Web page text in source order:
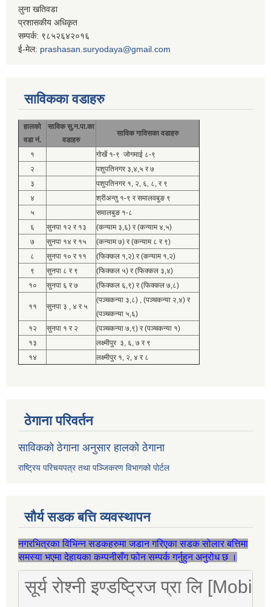
लुना खतिवडा
प्रशासकीय अधिकृत
सम्पर्क: ९८५२६४२०१६
ई-मेल: prashasan.suryodaya@gmail.com
साविकका वडाहरु
हालको
वडा नं.
साविक सु.न.पा.का
वडाहरु
साविक गाविसका वडाहरु
१
गोर्खे १-९ जोगमाई ८-९
२
पशुपतिनगर ३,४,५ र ७
३
पशुपतिनगर १, २, ६, ८, र ९
४
श्रीअन्तु १-९ र समालवबुङ ९
५
समालबुङ १-८
६
सुनपा १२ र १३
(कन्याम ३,६) र (कन्याम ४,५)
७
सुनपा १४ र १५
(कन्याम ७) र (कन्याम ८ र ९)
८
सुनपा १० र ११
(फिक्कल १,२) र (कन्याम १,२)
९
सुनपा ८ र ९
(फिक्कल ५) र (फिक्कल ३,४)
१०
सुनपा ६ र ७ (फिक्कल ६,९) र (फिक्कल ७,८)
११ सुनपा ३ , ४ र ५
(पञ्चकन्या ३,८) , (पञ्चकन्या २,४) र
(पञ्चकन्या ५,६)
१२
सुनपा १ र २
(पञ्चकन्या ७,९) र (पञ्चकन्या १)
१३
लक्ष्मीपुर ३, ६, ७ र ९
१४
लक्ष्मीपुर १, २, ४ र ८
ठेगाना परिवर्तन
साविकको ठेगाना अनुसार हालको ठेगाना
राष्ट्रिय परिचयपत्र तथा पञ्जिकरण विभागको पोर्टल
सौर्य सडक बत्ति व्यवस्थापन
नगरभित्रका विभिन्न सडकहरुमा जडान गरिएका सडक सोलार बत्तिमा
समस्या भएमा देहायका कम्पनीसँग फोन सम्पर्क गर्नुहुन अनुरोध छ ।
सूर्य रोश्नी इण्डष्ट्रिज प्रा लि